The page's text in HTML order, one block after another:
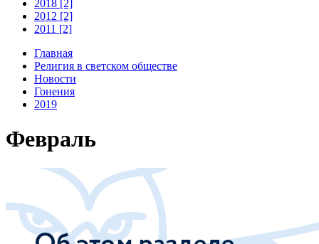
2018 [2]
2012 [2]
2011 [2]
Главная
Религия в светском обществе
Новости
Гонения
2019
Февраль